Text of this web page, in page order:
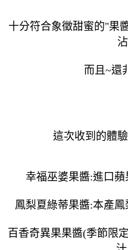
十分符合象徵甜蜜的"果
而且~還
這次收到的體
幸福巫婆果醬:進口
鳳梨夏綠蒂果醬:本產
百香奇異果果醬(季節限